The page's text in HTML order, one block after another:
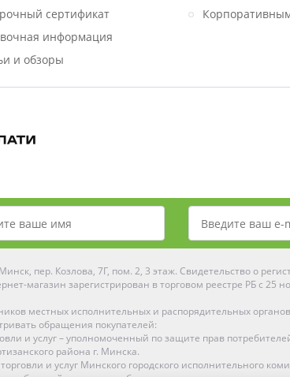
сертификат
информация
и обзоры
пер. Козлова, 7Г, пом. 2, 3 этаж. Свидетельство о
магазин зарегистрирован в торговом реестре РБ с 25
местных исполнительных и распорядительных
обращения покупателей:
и услуг – уполномоченный по защите прав
района г. Минска.
и услуг Минского городского исполнительного